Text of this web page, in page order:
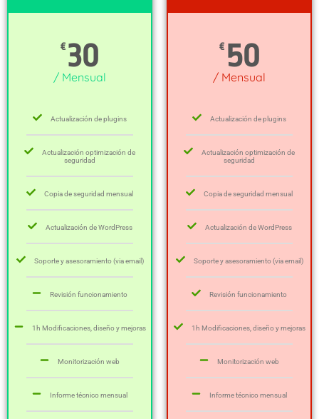
€ 30
/ Mensual
Actualización de plugins
Actualización optimización de
seguridad
Copia de seguridad mensual
Actualización de WordPress
Soporte y asesoramiento (via email)
Revisión funcionamiento
1h Modificaciones, diseño y mejoras
Monitorización web
Informe técnico mensual
€ 50
/ Mensual
Actualización de plugins
Actualización optimización de
seguridad
Copia de seguridad mensual
Actualización de WordPress
Soporte y asesoramiento (via email)
Revisión funcionamiento
1h Modificaciones, diseño y mejoras
Monitorización web
Informe técnico mensual